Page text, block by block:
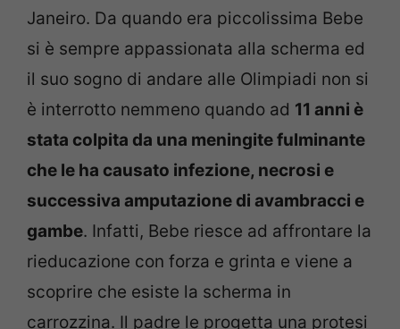
Janeiro. Da quando era piccolissima Bebe
si è sempre appassionata alla scherma ed
il suo sogno di andare alle Olimpiadi non si
è interrotto nemmeno quando ad 11 anni è
stata colpita da una meningite fulminante
che le ha causato infezione, necrosi e
successiva amputazione di avambracci e
gambe. Infatti, Bebe riesce ad affrontare la
rieducazione con forza e grinta e viene a
scoprire che esiste la scherma in
carrozzina. Il padre le progetta una protesi